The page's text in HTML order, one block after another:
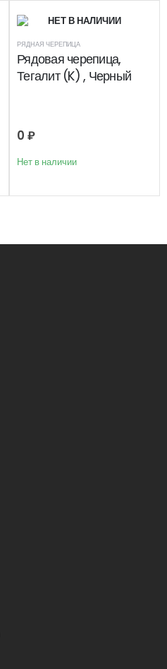
НЕТ В НАЛИЧИИ
РЯДНАЯ ЧЕРЕПИЦА
Рядовая черепица,
Тегалит (K) , Черный
0 ₽
Нет в наличии